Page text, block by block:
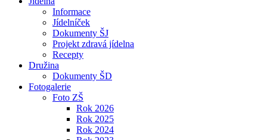
Informace
Jídelníček
Dokumenty ŠJ
Projekt zdravá jídelna
Recepty
Družina
Dokumenty ŠD
Fotogalerie
Foto ZŠ
Rok 2026
Rok 2025
Rok 2024